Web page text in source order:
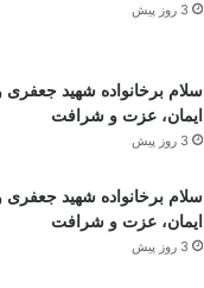
3 روز پیش
سلام برخانواده شهید
ایمان، عزت و شرافت
3 روز پیش
سلام برخانواده شهید
ایمان، عزت و شرافت
3 روز پیش